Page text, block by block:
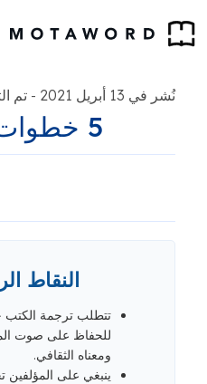
نُشر في 13 أبريل 2021 - تم
5 خطوات لترجمة الكتب
النقاط
تتطلب ترجمة الكتب
للحفاظ على صوت
ومعناه الثقافي.
ينبغي على المؤلفين